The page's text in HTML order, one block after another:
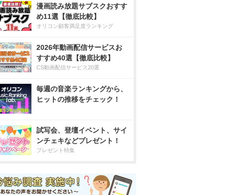
漫画読み放題サブスクおすす
め11選【徹底比較】
オリコン顧客満足度ランキング
2026年動画配信サービスお
すすめ40選【徹底比較】
CS動画配信サービス20選
毎週の音楽ランキングから、
ヒットの推移をチェック！
試写会、登壇イベント、サイ
ンチェキなどプレゼント！
プレゼント特集